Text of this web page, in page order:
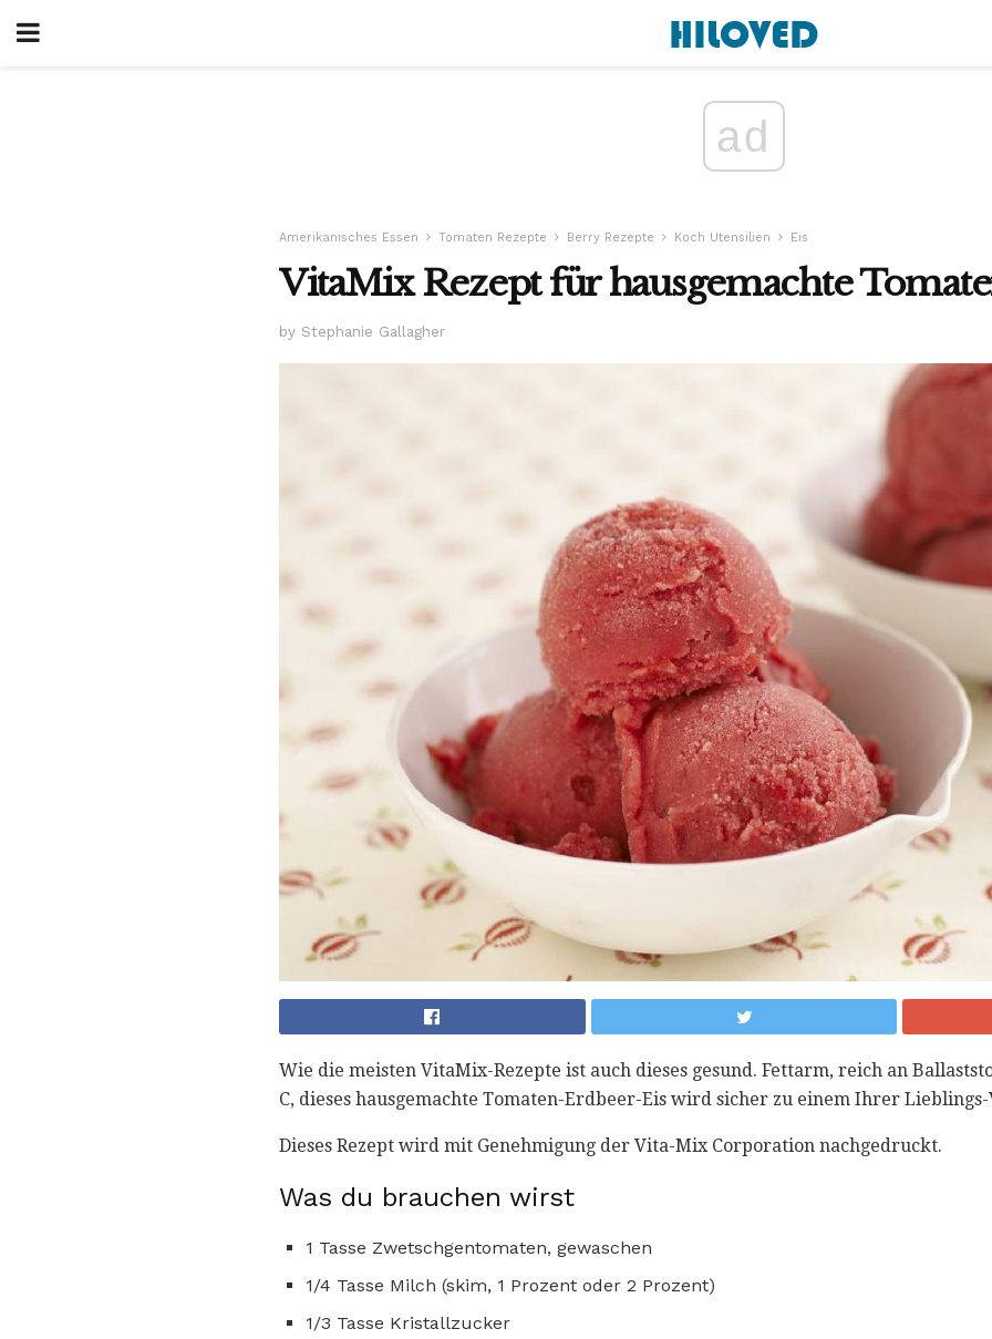
ad
Amerikanisches Essen Tomaten Rezepte Berry Rezepte Koch Utensilien Eis
VitaMix Rezept für hausgemachte
by Stephanie Gallagher
Wie die meisten VitaMix-Rezepte ist auch dieses gesund. Fettarm, reich an
C, dieses hausgemachte Tomaten-Erdbeer-Eis wird sicher zu einem Ihrer
Dieses Rezept wird mit Genehmigung der Vita-Mix Corporation nachgedruckt.
Was du brauchen wirst
1 Tasse Zwetschgentomaten, gewaschen
1/4 Tasse Milch (skim, 1 Prozent oder 2 Prozent)
1/3 Tasse Kristallzucker